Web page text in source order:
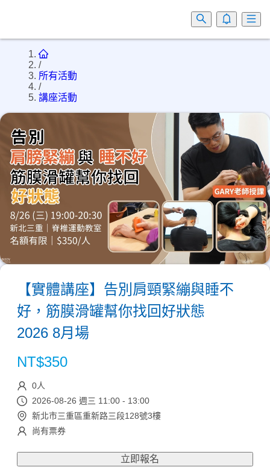
/
所有活動
/
講座活動
【實體講座】告別肩頸緊繃與睡不
好，筋膜滑罐幫你找回好狀態
2026 8月場
NT$350
0人
2026-08-26 週三 11:00 - 13:00
新北市三重區重新路三段128號3樓
尚有票券
立即報名